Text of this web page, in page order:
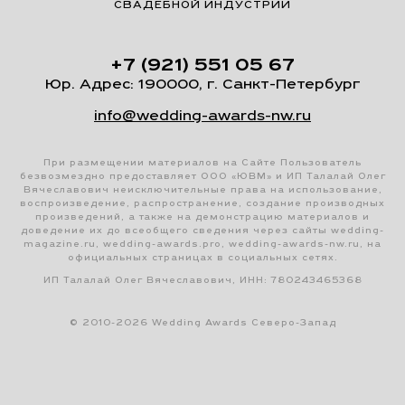
СВАДЕБНОЙ ИНДУСТРИИ
+7 (921) 551 05 67
Юр. Адрес: 190000, г. Санкт-Петербург
info@wedding-awards-nw.ru
При размещении материалов на Сайте Пользователь
безвозмездно предоставляет ООО «ЮВМ» и ИП Талалай Олег
Вячеславович неисключительные права на использование,
воспроизведение, распространение, создание производных
произведений, а также на демонстрацию материалов и
доведение их до всеобщего сведения через сайты wedding-
magazine.ru, wedding-awards.pro, wedding-awards-nw.ru, на
официальных страницах в социальных сетях.
ИП Талалай Олег Вячеславович, ИНН: 780243465368
© 2010-2026 Wedding Awards Северо-Запад